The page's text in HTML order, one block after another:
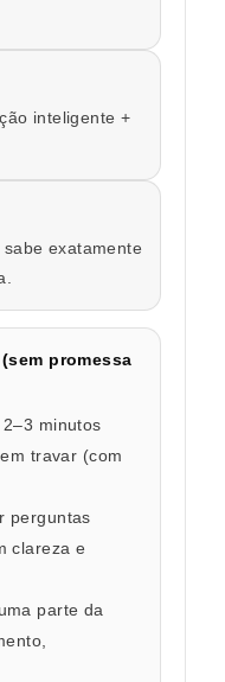
inteligente +
exatamente
promessa
minutos
travar (com
perguntas
clareza e
parte da